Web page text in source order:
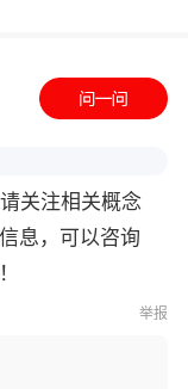
关注相关概念
息，可以咨询
举报